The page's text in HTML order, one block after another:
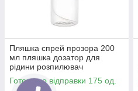
Пляшка спрей прозора 200
мл пляшка дозатор для
рідини розпилювач
Готово до відправки 175 од.